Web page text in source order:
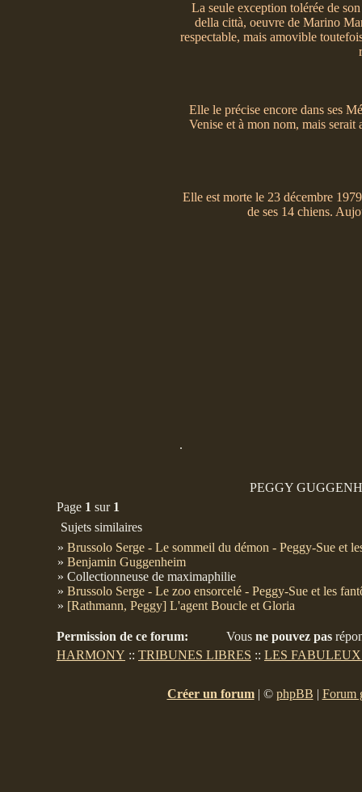
La seule exception tolérée de
della città, oeuvre de Marino
respectable, mais amovible
Elle le précise encore dans ses
Venise et à mon nom, mais
Elle est morte le 23 décembre
de ses 14 chiens.
.
PEGGY
Page 1 sur 1
Sujets similaires
» Brussolo Serge - Le sommeil du démon - Peggy-Sue et
» Benjamin Guggenheim
» Collectionneuse de maximaphilie
» Brussolo Serge - Le zoo ensorcelé - Peggy-Sue et les
» [Rathmann, Peggy] L'agent Boucle et Gloria
Permission de ce forum: Vous ne pouvez pas
HARMONY :: TRIBUNES LIBRES :: LES
Créer un forum| © phpBB | Forum